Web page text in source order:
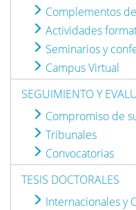
Complementos
Actividades
Seminarios y
Campus Virtual
SEGUIMIENTO Y
Compromiso de
Tribunales
Convocatorias
TESIS DOCTORALES
Internacionales y